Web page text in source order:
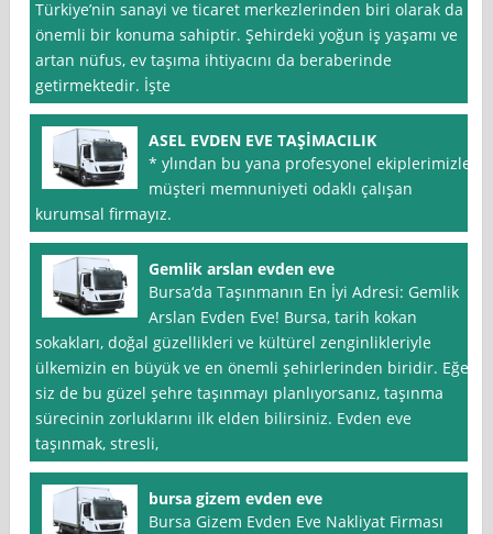
Türkiye’nin sanayi ve ticaret merkezlerinden biri olarak da
önemli bir konuma sahiptir. Şehirdeki yoğun iş yaşamı ve
artan nüfus, ev taşıma ihtiyacını da beraberinde
getirmektedir. İşte
ASEL EVDEN EVE TAŞİMACILIK
* ylından bu yana profesyonel ekiplerimizle
müşteri memnuniyeti odaklı çalışan
kurumsal firmayız.
Gemlik arslan evden eve
Bursa‘da Taşınmanın En İyi Adresi: Gemlik
Arslan Evden Eve! Bursa, tarih kokan
sokakları, doğal güzellikleri ve kültürel zenginlikleriyle
ülkemizin en büyük ve en önemli şehirlerinden biridir. Eğer
siz de bu güzel şehre taşınmayı planlıyorsanız, taşınma
sürecinin zorluklarını ilk elden bilirsiniz. Evden eve
taşınmak, stresli,
bursa gizem evden eve
Bursa Gizem Evden Eve Nakliyat Firması